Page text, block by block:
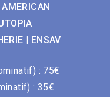
| ENSAV
: 75€
: 35€